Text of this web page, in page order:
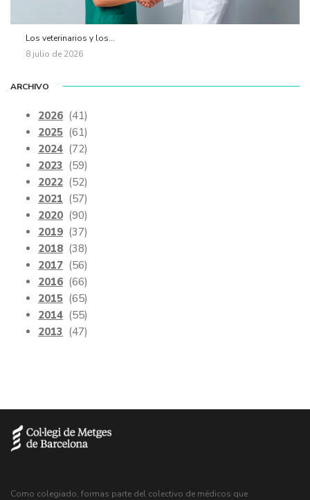
Los veterinarios y los...
8 julio de 2026
ARCHIVO
2026 (41)
2025 (61)
2024 (72)
2023 (59)
2022 (52)
2021 (57)
2020 (90)
2019 (37)
2018 (38)
2017 (56)
2016 (66)
2015 (65)
2014 (55)
2013 (47)
Como colegiado, formas parte del colectivo de médicos que